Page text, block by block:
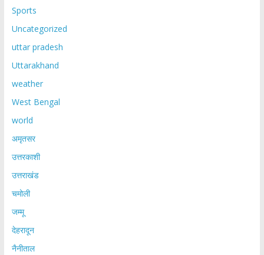
Sports
Uncategorized
uttar pradesh
Uttarakhand
weather
West Bengal
world
अमृतसर
उत्तरकाशी
उत्तराखंड
चमोली
जम्मू
देहरादून
नैनीताल